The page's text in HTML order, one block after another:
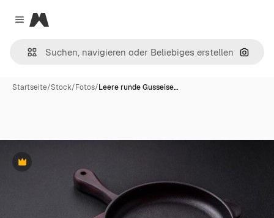
Close menu
Magnific
Nach
Startseite/Stock/Fotos/Leere runde Gusseise…
Premium